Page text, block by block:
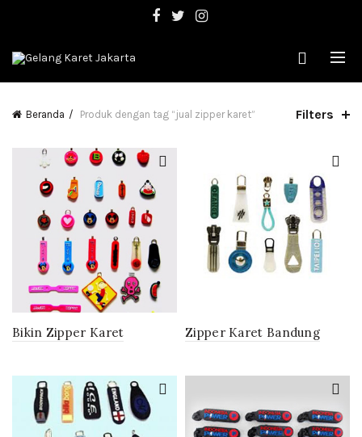
Beranda Produk dengan tag “jual zipper karet” Filters
Bikin Zipper Karet Zipper Karet Bandung